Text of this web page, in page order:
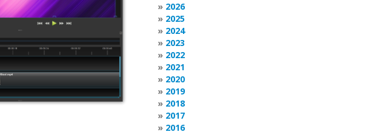
2026
2025
2024
2023
2022
2021
2020
2019
2018
2017
2016